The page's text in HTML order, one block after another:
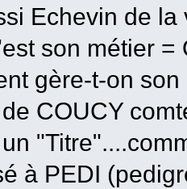
Echevin de la
son métier
gère-t-on
COUCY
à PEDI